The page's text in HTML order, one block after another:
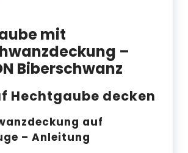
mit
–
Biberschwanz
Hechtgaube decken
auf
– Anleitung